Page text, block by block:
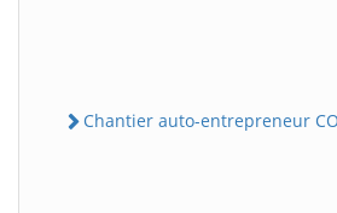
Chantier auto-entrepreneur